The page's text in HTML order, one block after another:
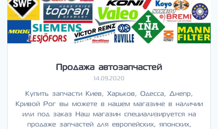
Продажа автозапчастей
14.09.2020
Купить запчасти Киев, Харьков, Одесса, Днепр,
Кривой Рог вы можете в нашем магазине в наличии
или под заказ Наш магазин специализируется на
продаже запчастей для европейских, японских,